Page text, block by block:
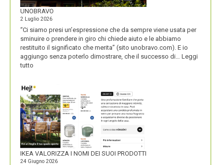
UNOBRAVO
2 Luglio 2026
“Ci siamo presi un’espressione che da sempre viene usata per
sminuire o prendere in giro chi chiede aiuto e le abbiamo
restituito il significato che merita” (sito unobravo.com). E io
aggiungo senza poterlo dimostrare, che il successo di… Leggi
tutto
IKEA VALORIZZA I NOMI DEI SUOI PRODOTTI
24 Giugno 2026